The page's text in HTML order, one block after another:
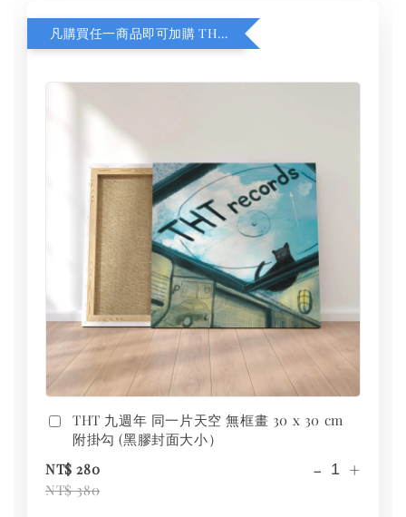
凡購買任一商品即可加購 THT 九週年 同一片天空 無框畫 30 x 30 cm 附掛勾 (黑膠封面大小）
THT 九週年 同一片天空 無框畫 30 x 30 cm
附掛勾 (黑膠封面大小）
NT$ 280
NT$ 380
- +